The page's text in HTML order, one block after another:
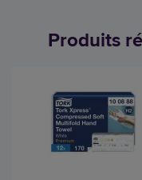
Produits